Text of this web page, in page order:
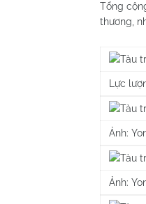
Tổng
thương,
Lực
Ảnh:
Ảnh: